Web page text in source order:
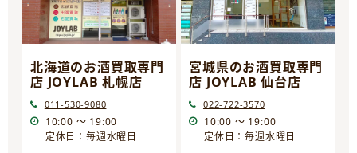
北海道のお酒買取専門
店 JOYLAB 札幌店
011-530-9080
10:00 ～ 19:00
定休日：毎週水曜日
宮城県のお酒買取専門
店 JOYLAB 仙台店
022-722-3570
10:00 ～ 19:00
定休日：毎週水曜日